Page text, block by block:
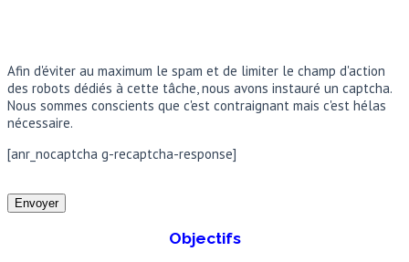
Afin d'éviter au maximum le spam et de limiter le champ d'action
des robots dédiés à cette tâche, nous avons instauré un captcha.
Nous sommes conscients que c'est contraignant mais c'est hélas
nécessaire.
[anr_nocaptcha g-recaptcha-response]
Objectifs